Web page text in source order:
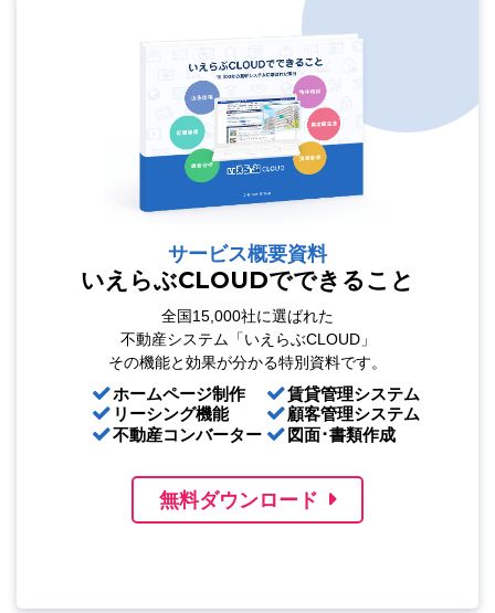
サービス概要資料
いえらぶCLOUDでできること
全国15,000社に選ばれた
不動産システム「いえらぶCLOUD」
その機能と効果が分かる特別資料です。
ホームページ制作
リーシング機能
不動産コンバーター
賃貸管理システム
顧客管理システム
図面･書類作成
無料ダウンロード